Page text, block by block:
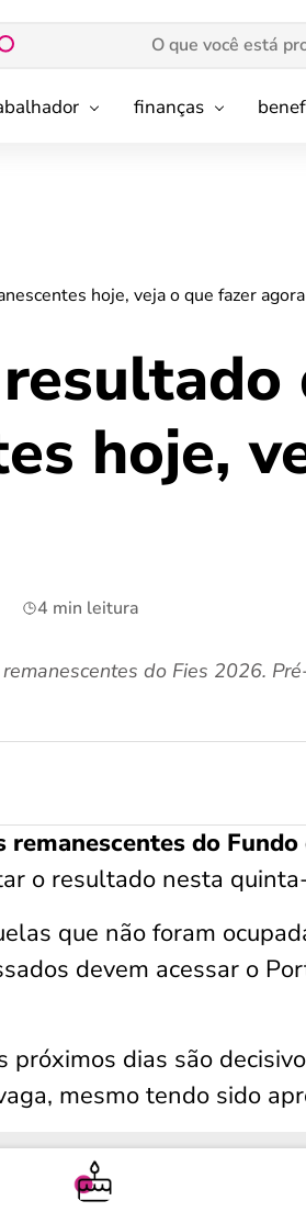
finanças
hoje, veja o que fazer agora
hoje,
4 min leitura
do Fies 2026.
remanescentes do
o resultado nesta
que não foram
devem acessar o
próximos dias são
mesmo tendo sido